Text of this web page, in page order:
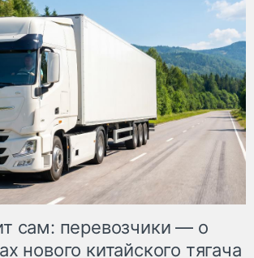
сам: перевозчики — о
нового китайского тягача